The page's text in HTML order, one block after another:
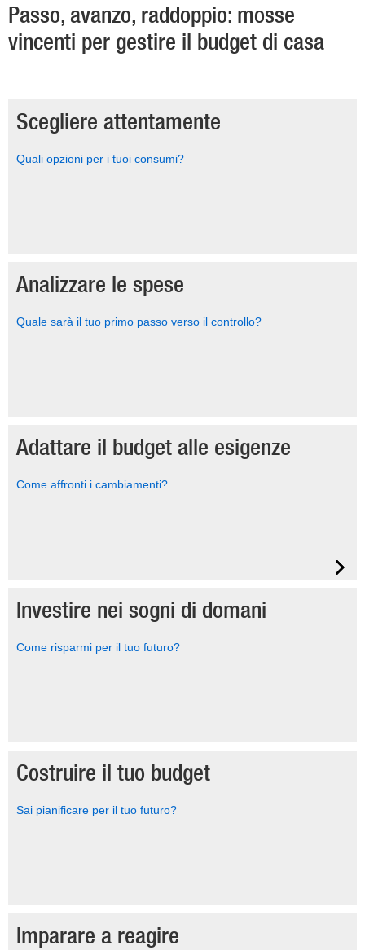
Passo, avanzo, raddoppio: mosse
vincenti per gestire il budget di casa
Scegliere attentamente
Quali opzioni per i tuoi consumi?
Analizzare le spese
Quale sarà il tuo primo passo verso il controllo?
Adattare il budget alle esigenze
Come affronti i cambiamenti?
Investire nei sogni di domani
Come risparmi per il tuo futuro?
Costruire il tuo budget
Sai pianificare per il tuo futuro?
Imparare a reagire